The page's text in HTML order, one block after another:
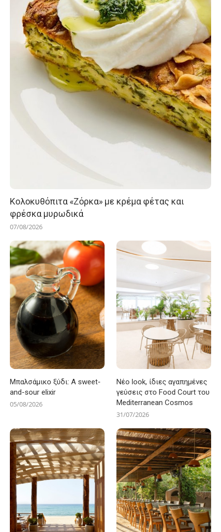
Κολοκυθόπιτα «Ζόρκα» με κρέμα φέτας και
φρέσκα μυρωδικά
07/08/2026
Μπαλσάμικο ξύδι: A sweet-
and-sour elixir
05/08/2026
Νέο look, ίδιες αγαπημένες
γεύσεις στο Food Court του
Mediterranean Cosmos
31/07/2026